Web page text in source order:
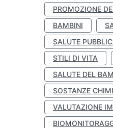
PROMOZIONE
BAMBINI
SALUTE
STILI DI VITA
SALUTE DEL
SOSTANZE
VALUTAZIONE